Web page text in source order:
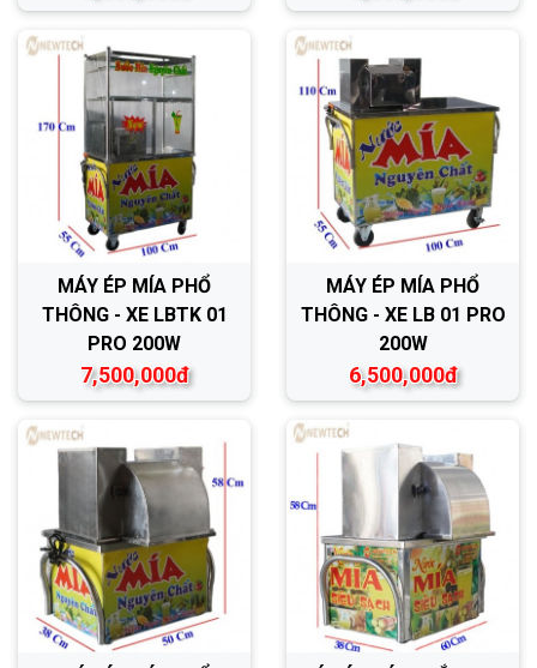
MÁY ÉP MÍA PHỔ
THÔNG - XE LBTK 01
PRO 200W
7,500,000đ
MÁY ÉP MÍA PHỔ
THÔNG - XE LB 01 PRO
200W
6,500,000đ